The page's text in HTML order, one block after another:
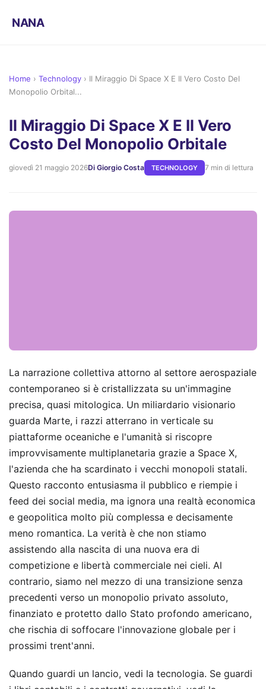
NANA
Home › Technology › Il Miraggio Di Space X E Il Vero Costo Del
Monopolio Orbital...
Il Miraggio Di Space X E Il Vero
Costo Del Monopolio Orbitale
giovedì 21 maggio 2026Di Giorgio Costa TECHNOLOGY 7 min di lettura
La narrazione collettiva attorno al settore aerospaziale
contemporaneo si è cristallizzata su un'immagine
precisa, quasi mitologica. Un miliardario visionario
guarda Marte, i razzi atterrano in verticale su
piattaforme oceaniche e l'umanità si riscopre
improvvisamente multiplanetaria grazie a Space X,
l'azienda che ha scardinato i vecchi monopoli statali.
Questo racconto entusiasma il pubblico e riempie i
feed dei social media, ma ignora una realtà economica
e geopolitica molto più complessa e decisamente
meno romantica. La verità è che non stiamo
assistendo alla nascita di una nuova era di
competizione e libertà commerciale nei cieli. Al
contrario, siamo nel mezzo di una transizione senza
precedenti verso un monopolio privato assoluto,
finanziato e protetto dallo Stato profondo americano,
che rischia di soffocare l'innovazione globale per i
prossimi trent'anni.
Quando guardi un lancio, vedi la tecnologia. Se guardi